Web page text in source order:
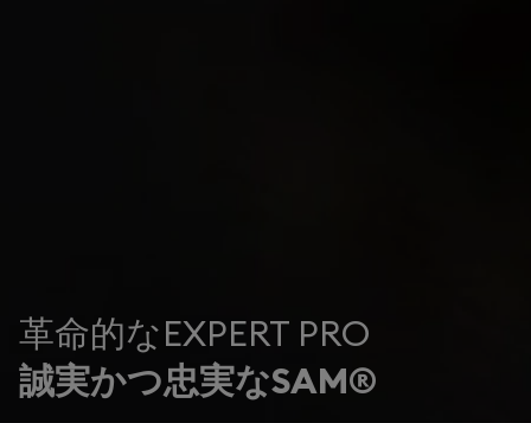
革命的なEXPERT PRO
誠実かつ忠実なSAM®